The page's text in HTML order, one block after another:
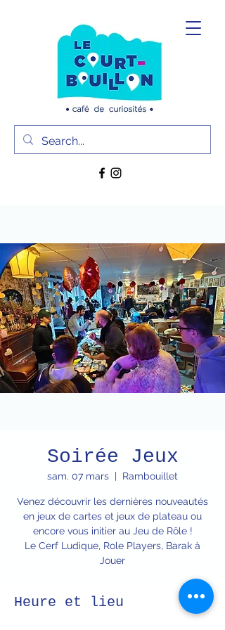
Soirée Jeux
sam. 07 mars
  |
Rambouillet
Venez découvrir les dernières nouveautés
en jeux de cartes et jeux de plateau ou
encore vous initier au Jeu de Rôle !
Le Cerf Ludique, Role Players, Barak à
Jouer
Heure et lieu